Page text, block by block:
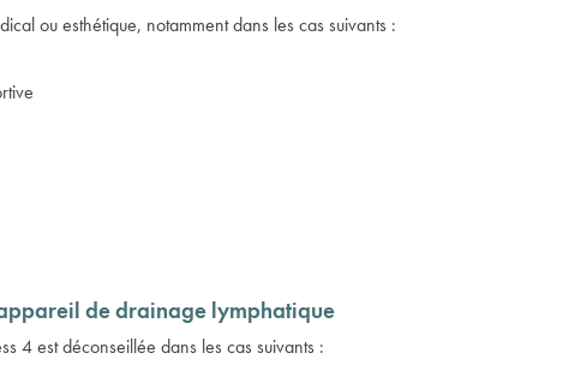
ou esthétique, notamment dans les cas suivants :
de drainage lymphatique
4 est déconseillée dans les cas suivants :